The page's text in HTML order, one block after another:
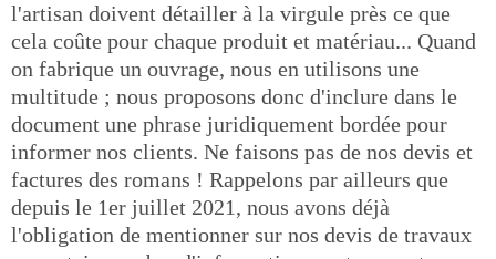
l'artisan doivent détailler à la virgule près ce que
cela coûte pour chaque produit et matériau... Quand
on fabrique un ouvrage, nous en utilisons une
multitude ; nous proposons donc d'inclure dans le
document une phrase juridiquement bordée pour
informer nos clients. Ne faisons pas de nos devis et
factures des romans ! Rappelons par ailleurs que
depuis le 1er juillet 2021, nous avons déjà
l'obligation de mentionner sur nos devis de travaux